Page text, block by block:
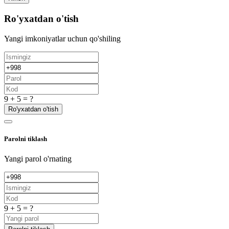
Ro'yxatdan o'tish
Yangi imkoniyatlar uchun qo'shiling
9 + 5 = ?
Ro'yxatdan o'tish
Parolni tiklash
Yangi parol o'rnating
9 + 5 = ?